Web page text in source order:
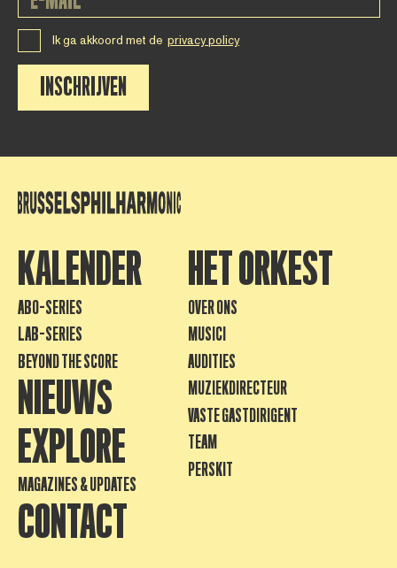
Ik ga akkoord met de privacy policy
INSCHRIJVEN
KALENDER
ABO-SERIES
LAB-SERIES
BEYOND THE SCORE
NIEUWS
EXPLORE
MAGAZINES & UPDATES
CONTACT
HET ORKEST
OVER ONS
MUSICI
AUDITIES
MUZIEKDIRECTEUR
VASTE GASTDIRIGENT
TEAM
PERSKIT